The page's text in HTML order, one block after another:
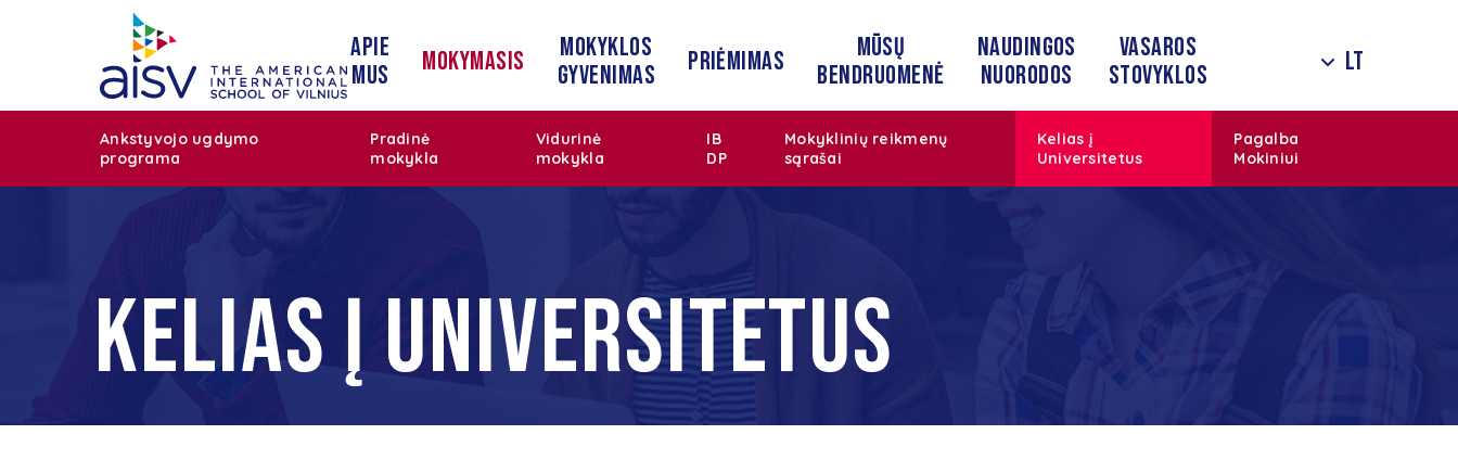
Apie
mus
Mokymasis
Ankstyvojo ugdymo
programa
Pradinė
mokykla
Vidurinė
mokykla
IB
DP
Mokyklinių reikmenų
sąrašai
Kelias į
Universitetus
Pagalba
Mokiniui
Mokyklos
gyvenimas
Priėmimas
Mūsų
bendruomenė
Naudingos
nuorodos
Vasaros
stovyklos
LT
KELIAS Į UNIVERSITETUS